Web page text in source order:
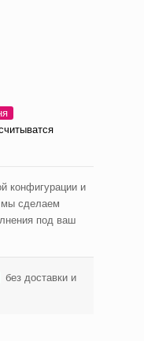
конфигурации и
мы сделаем
под ваш
без доставки и